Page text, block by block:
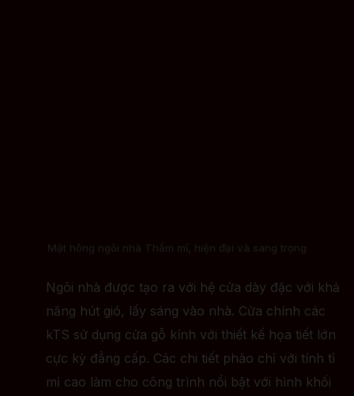
Mặt hông ngôi nhà Thẩm mĩ, hiện đại và sang trọng
Ngôi nhà được tạo ra với hệ cửa dày đặc với khả
năng hút gió, lấy sáng vào nhà. Cửa chính các
kTS sử dụng cửa gỗ kính với thiết kế họa tiết lớn
cực kỳ đẳng cấp. Các chi tiết phào chỉ với tính tỉ
mỉ cao làm cho công trình nổi bật với hình khối